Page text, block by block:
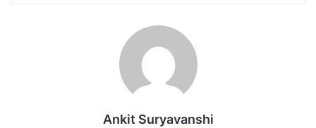
Ankit Suryavanshi